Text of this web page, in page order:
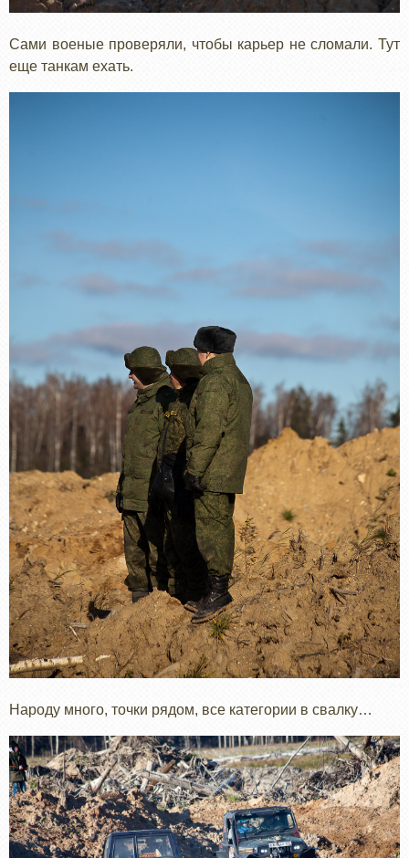
Сами военые проверяли, чтобы карьер не сломали. Тут
еще танкам ехать.
Народу много, точки рядом, все категории в свалку…